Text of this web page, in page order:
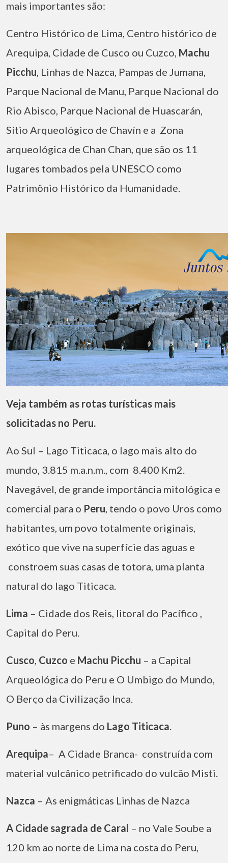
mais importantes são:
Centro Histórico de Lima, Centro histórico de
Arequipa, Cidade de Cusco ou Cuzco, Machu
Picchu, Linhas de Nazca, Pampas de Jumana,
Parque Nacional de Manu, Parque Nacional do
Rio Abisco, Parque Nacional de Huascarán,
Sítio Arqueológico de Chavín e a Zona
arqueológica de Chan Chan, que são os 11
lugares tombados pela UNESCO como
Patrimônio Histórico da Humanidade.
Veja também as rotas turísticas mais
solicitadas no Peru.
Ao Sul – Lago Titicaca, o lago mais alto do
mundo, 3.815 m.a.n.m., com 8.400 Km2.
Navegável, de grande importância mitológica e
comercial para o Peru, tendo o povo Uros como
habitantes, um povo totalmente originais,
exótico que vive na superfície das aguas e
constroem suas casas de totora, uma planta
natural do lago Titicaca.
Lima – Cidade dos Reis, litoral do Pacífico ,
Capital do Peru.
Cusco, Cuzco e Machu Picchu – a Capital
Arqueológica do Peru e O Umbigo do Mundo,
O Berço da Civilização Inca.
Puno – às margens do Lago Titicaca.
Arequipa– A Cidade Branca- construída com
material vulcânico petrificado do vulcão Misti.
Nazca – As enigmáticas Linhas de Nazca
A Cidade sagrada de Caral – no Vale Soube a
120 km ao norte de Lima na costa do Peru,